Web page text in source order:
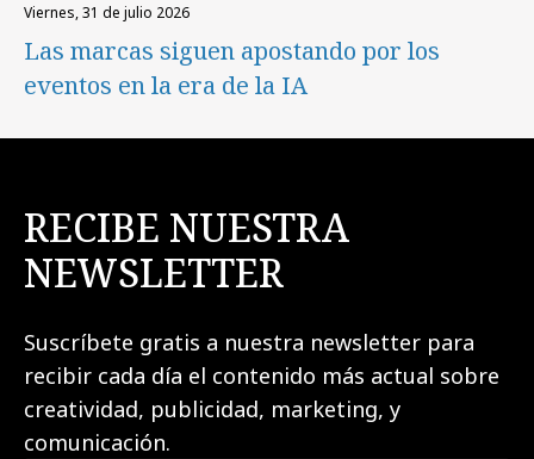
viernes, 31 de julio 2026
Las marcas siguen apostando por los
eventos en la era de la IA
RECIBE NUESTRA
NEWSLETTER
Suscríbete gratis a nuestra newsletter para
recibir cada día el contenido más actual sobre
creatividad, publicidad, marketing, y
comunicación.